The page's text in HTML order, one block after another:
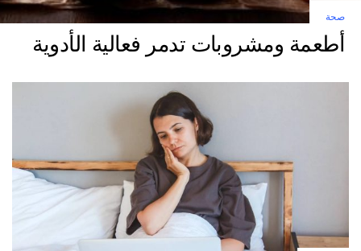
صحة
أطعمة ومشروبات تدمر فعالية الأدوية